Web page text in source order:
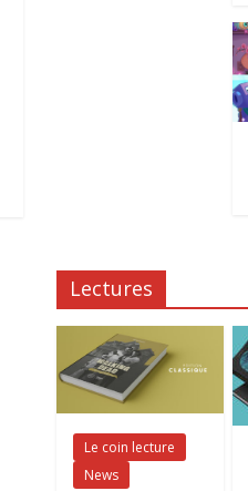
Lectures
Le coin lecture
News